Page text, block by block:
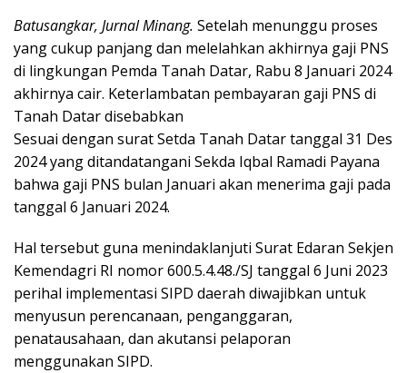
Batusangkar, Jurnal Minang. Setelah menunggu proses
yang cukup panjang dan melelahkan akhirnya gaji PNS
di lingkungan Pemda Tanah Datar, Rabu 8 Januari 2024
akhirnya cair. Keterlambatan pembayaran gaji PNS di
Tanah Datar disebabkan
Sesuai dengan surat Setda Tanah Datar tanggal 31 Des
2024 yang ditandatangani Sekda Iqbal Ramadi Payana
bahwa gaji PNS bulan Januari akan menerima gaji pada
tanggal 6 Januari 2024.
Hal tersebut guna menindaklanjuti Surat Edaran Sekjen
Kemendagri RI nomor 600.5.4.48./SJ tanggal 6 Juni 2023
perihal implementasi SIPD daerah diwajibkan untuk
menyusun perencanaan, penganggaran,
penatausahaan, dan akutansi pelaporan
menggunakan SIPD.